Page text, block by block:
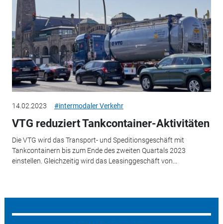
14.02.2023 #intermodaler Verkehr
VTG reduziert Tankcontainer-Aktivitäten
Die VTG wird das Transport- und Speditionsgeschäft mit
Tankcontainern bis zum Ende des zweiten Quartals 2023
einstellen. Gleichzeitig wird das Leasinggeschäft von...